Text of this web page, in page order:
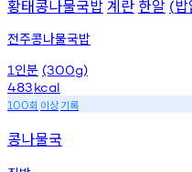
황태콩나물국밥계란 한알 (
전주콩나물국밥
1 인분 (300g)
483kcal
100회 이상기록
콩나물국